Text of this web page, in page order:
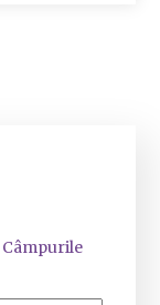
Câmpurile